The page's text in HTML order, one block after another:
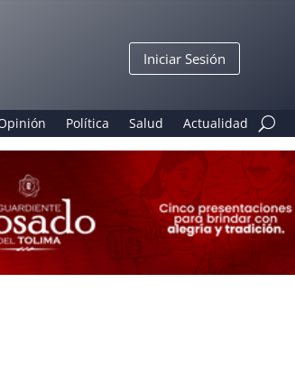
Iniciar Sesión
Política Salud Actualidad